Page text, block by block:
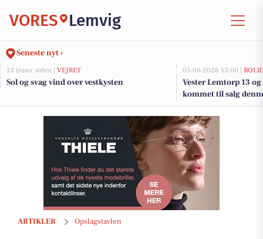
VORES Lemvig
Seneste nyt ›
13 timer siden | VEJRET
Sol og svag vind over vestkysten
05-08-2026 13:00 |
Vester Lemtorp 13
kommet til salg
boligerne her.
ARTIKLER Opslagstavlen
Lemvig Autocenter anbefaler olieservice, hvis du er i tvivl